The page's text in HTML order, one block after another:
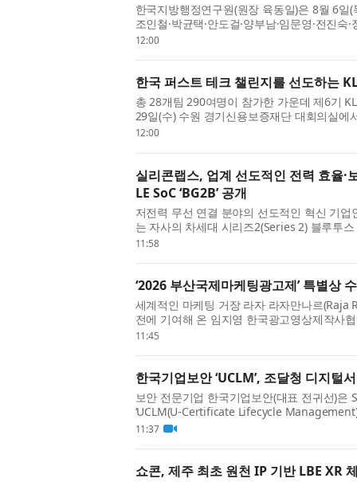
한국지방행정연구원(원장 육동일)은 8월 6
조인철·박균택·안도걸·양부남·임문영·전진
의회와 ‘전남광주통합특별시 기초자치단체
12:00
한국 퍼스트 테크 챌린지를 선도하는
총 28개팀 290여명이 참가한 가운데 제6기
29일(수) 수원 경기신용보증재단 대회의실
맞이한 KLA는 반도체와 전자 산업의 공정
12:00
실리콘랩스, 업계 선도적인 전력 효율·
LE SoC ‘BG2B’ 공개
저전력 무선 연결 분야의 선도적인 혁신 기
는 자사의 차세대 시리즈2(Series 2) 블루투
‘BG2B’를 발표했다. BG2B는 업계 최고 수
11:58
‘2026 부산국제마케팅광고제’ 특별상
세계적인 마케팅 거장 라자 라자만나르
전에 기여해 온 임지영 한국광고영상제작사
(MAD STARS 2026)’에서 특별상을 수상한다
11:45
한국기업보안 ‘UCLM’, 조달청 디지
보안 전문기업 한국기업보안(대표 전귀선)은
‘UCLM(U-Certificate Lifecycle
다고 밝혔다. 이번 등록으로 공공기관은 조
11:37
쇼콘, 제주 최초 원천 IP 기반 LBE XR